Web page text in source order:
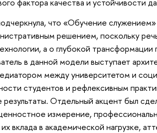
фактора качества и устойчивости
что «Обучение
решением, поскольку
а о глубокой
в данной модели выступает
между университетом и
студентов и рефлексивным
Отдельный акцент был
измерение,
вклада в академической нагрузке,